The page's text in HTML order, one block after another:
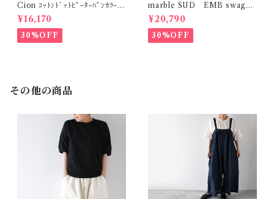
Cion ｺｯﾄﾝﾄﾞｯﾄﾋﾟｰﾀｰﾊﾟﾝｶﾗｰﾜﾝ
ﾋﾟｰｽ (ｵﾘｰﾌﾞﾌﾞﾗｳﾝ) 19-2525
9
¥16,170
30%OFF
marble SUD EMB swag
(綿) ｼｬﾂﾜﾝﾋﾟｰｽ (ﾎﾜｲﾄ)
¥20,790
30%OFF
その他の商品